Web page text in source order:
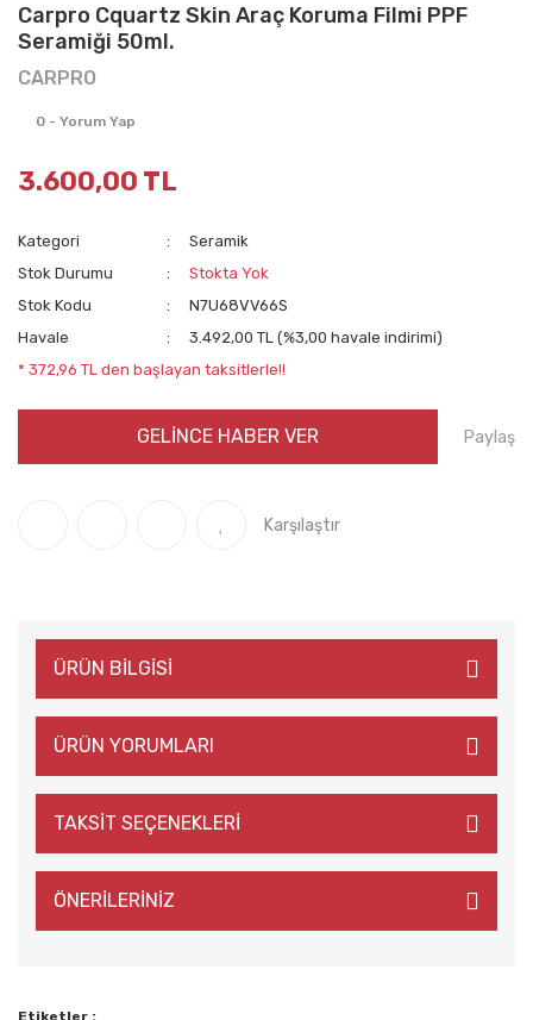
Carpro Cquartz Skin Araç Koruma Filmi PPF
Seramiği 50ml.
CARPRO
0 - Yorum Yap
3.600,00 TL
Kategori
Seramik
Stok Durumu
Stokta Yok
Stok Kodu
N7U68VV66S
Havale
3.492,00 TL (%3,00 havale indirimi)
* 372,96 TL den başlayan taksitlerle!!
GELİNCE HABER VER Paylaş
Karşılaştır
ÜRÜN BİLGİSİ
ÜRÜN YORUMLARI
TAKSİT SEÇENEKLERİ
ÖNERİLERİNİZ
Etiketler :